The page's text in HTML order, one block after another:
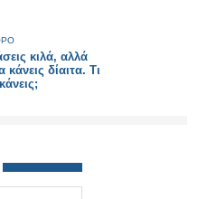
κιλά, αλλά
κάνεις δίαιτα. Τι